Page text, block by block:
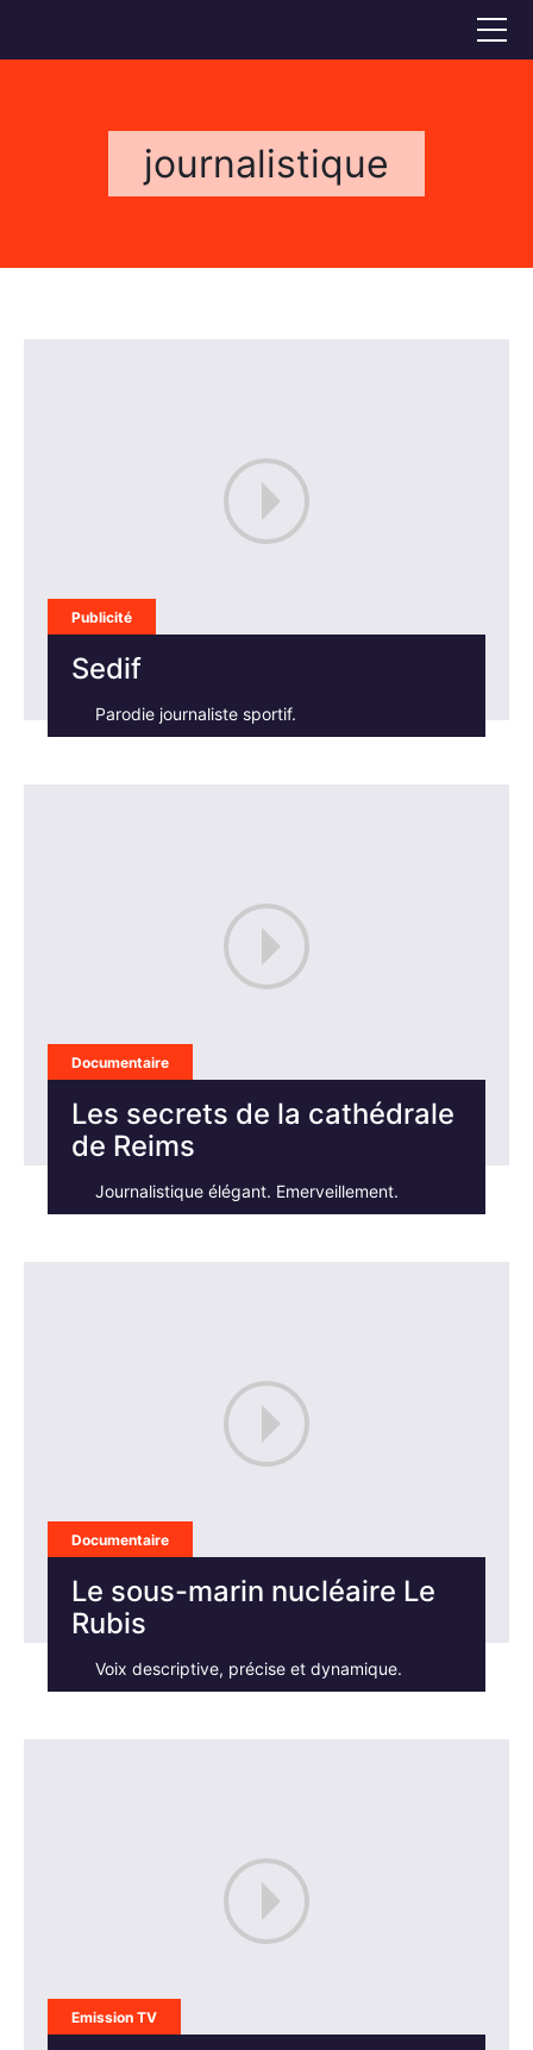
journalistique
Publicité
Sedif
Parodie journaliste sportif.
Documentaire
Les secrets de la cathédrale
de Reims
Journalistique élégant. Emerveillement.
Documentaire
Le sous-marin nucléaire Le
Rubis
Voix descriptive, précise et dynamique.
Emission TV